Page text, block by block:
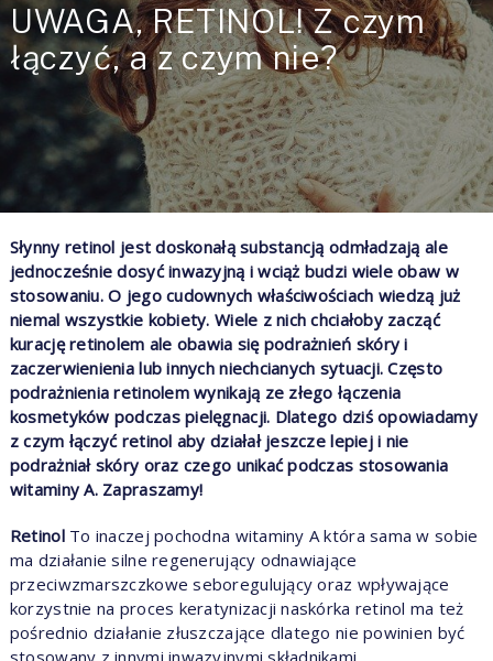
UWAGA, RETINOL! Z czym
łączyć, a z czym nie?
Słynny retinol jest doskonałą substancją odmładzają ale
jednocześnie dosyć inwazyjną i wciąż budzi wiele obaw w
stosowaniu. O jego cudownych właściwościach wiedzą już
niemal wszystkie kobiety. Wiele z nich chciałoby zacząć
kurację retinolem ale obawia się podrażnień skóry i
zaczerwienienia lub innych niechcianych sytuacji. Często
podrażnienia retinolem wynikają ze złego łączenia
kosmetyków podczas pielęgnacji. Dlatego dziś opowiadamy
z czym łączyć retinol aby działał jeszcze lepiej i nie
podrażniał skóry oraz czego unikać podczas stosowania
witaminy A. Zapraszamy!
RetinolTo inaczej pochodna witaminy A która sama w sobie
ma działanie silne regenerujący odnawiające
przeciwzmarszczkowe seboregulujący oraz wpływające
korzystnie na proces keratynizacji naskórka retinol ma też
pośrednio działanie złuszczające dlatego nie powinien być